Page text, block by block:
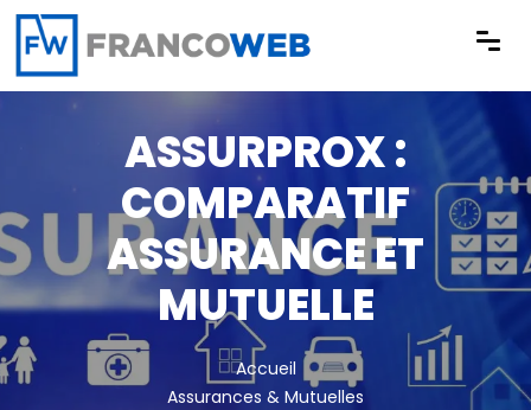
Panneau de gestion des cookies
ASSURPROX :
COMPARATIF
ASSURANCE ET
MUTUELLE
Accueil
Assurances & Mutuelles